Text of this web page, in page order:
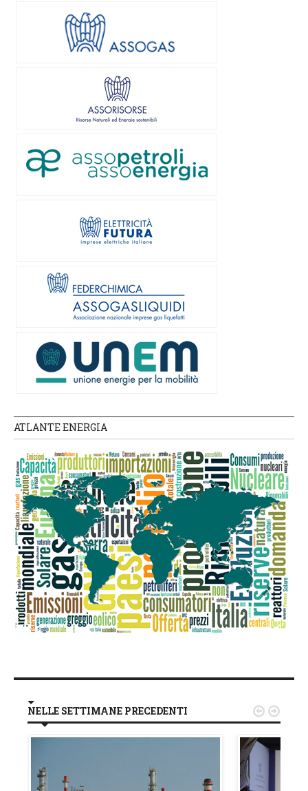
ATLANTE ENERGIA
NELLE SETTIMANE PRECEDENTI  